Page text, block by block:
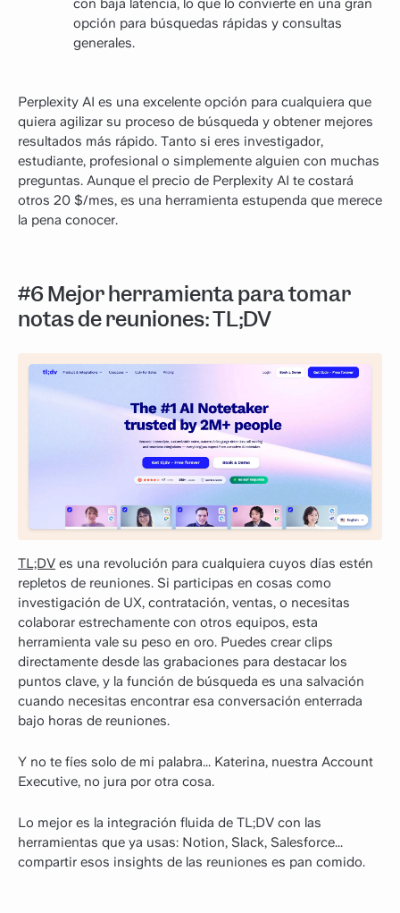
con baja latencia, lo que lo convierte en una gran
opción para búsquedas rápidas y consultas
generales.
Perplexity AI es una excelente opción para cualquiera que
quiera agilizar su proceso de búsqueda y obtener mejores
resultados más rápido. Tanto si eres investigador,
estudiante, profesional o simplemente alguien con muchas
preguntas. Aunque el precio de Perplexity AI te costará
otros 20 $/mes, es una herramienta estupenda que merece
la pena conocer.
#6 Mejor herramienta para tomar
notas de reuniones: TL;DV
TL;DV es una revolución para cualquiera cuyos días estén
repletos de reuniones. Si participas en cosas como
investigación de UX, contratación, ventas, o necesitas
colaborar estrechamente con otros equipos, esta
herramienta vale su peso en oro. Puedes crear clips
directamente desde las grabaciones para destacar los
puntos clave, y la función de búsqueda es una salvación
cuando necesitas encontrar esa conversación enterrada
bajo horas de reuniones.
Y no te fíes solo de mi palabra... Katerina, nuestra Account
Executive, no jura por otra cosa.
Lo mejor es la integración fluida de TL;DV con las
herramientas que ya usas: Notion, Slack, Salesforce...
compartir esos insights de las reuniones es pan comido.